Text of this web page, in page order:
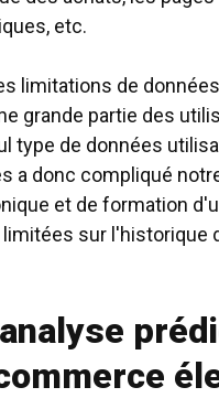
etc.
limitations de
grande partie des
type de données
a donc compliqué
et de formation
sur l'historique